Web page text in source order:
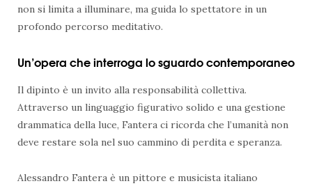
non si limita a illuminare, ma guida lo spettatore in un
profondo percorso meditativo.
Un’opera che interroga lo sguardo contemporaneo
Il dipinto è un invito alla responsabilità collettiva.
Attraverso un linguaggio figurativo solido e una gestione
drammatica della luce, Fantera ci ricorda che l’umanità non
deve restare sola nel suo cammino di perdita e speranza.
Alessandro Fantera è un pittore e musicista italiano